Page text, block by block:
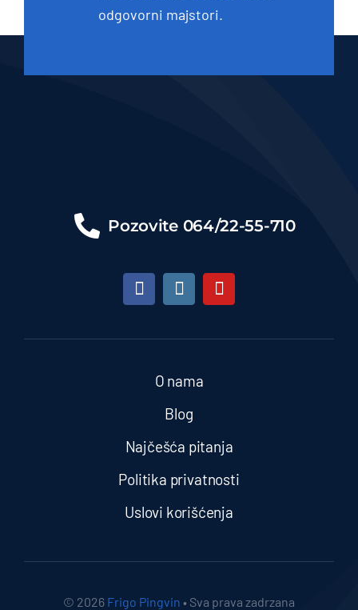
odgovorni majstori.
Pozovite 064/22-55-710
O nama
Blog
Najčešća pitanja
Politika privatnosti
Uslovi korišćenja
© 2026 Frigo Pingvin • Sva prava zadrzana